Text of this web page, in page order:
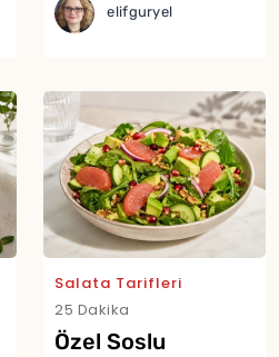
elifguryel
Salata Tarifleri
25 Dakika
Özel Soslu